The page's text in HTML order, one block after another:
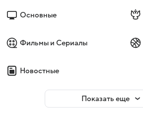
Основные
Фильмы и Сериалы
Новостные
Показать еще